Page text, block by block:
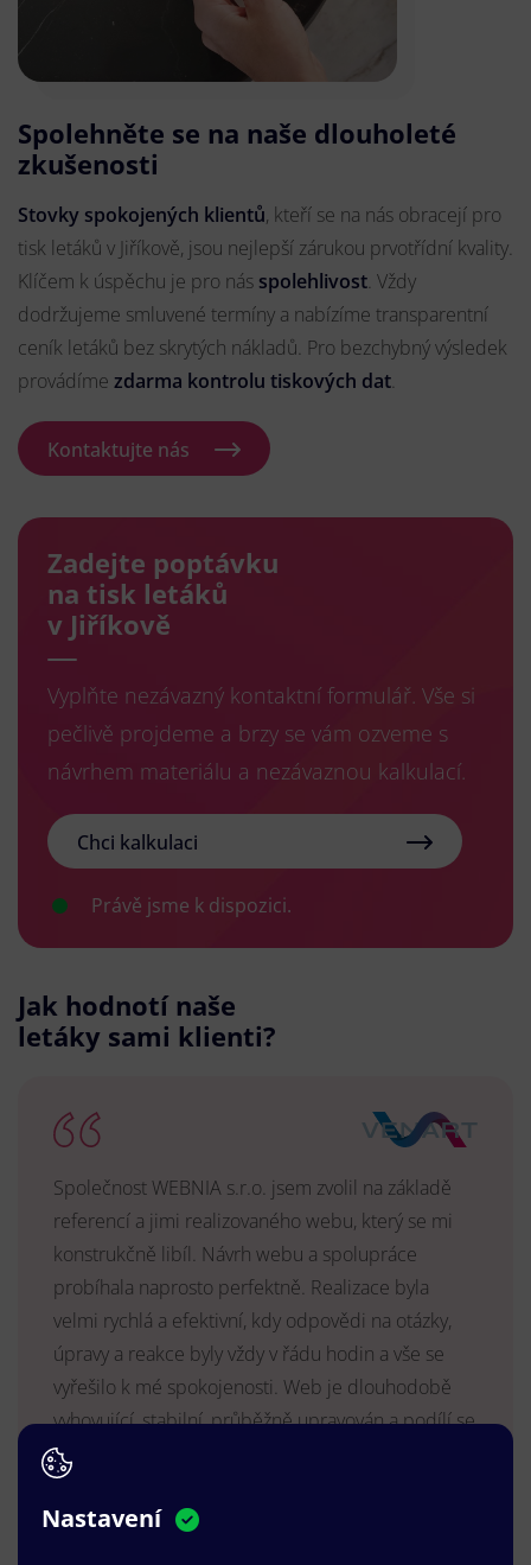
Spolehněte se na naše dlouholeté
zkušenosti
Stovky spokojených klientů, kteří se na nás obracejí pro
tisk letáků v Jiříkově, jsou nejlepší zárukou prvotřídní kvality.
Klíčem k úspěchu je pro nás spolehlivost. Vždy
dodržujeme smluvené termíny a nabízíme transparentní
ceník letáků bez skrytých nákladů. Pro bezchybný výsledek
provádíme zdarma kontrolu tiskových dat.
Kontaktujte nás
Zadejte poptávku
na tisk letáků
v Jiříkově
Vyplňte nezávazný kontaktní formulář. Vše si
pečlivě projdeme a brzy se vám ozveme s
návrhem materiálu a nezávaznou kalkulací.
Chci kalkulaci
Právě jsme k dispozici.
Jak hodnotí naše
letáky sami klienti?
Společnost WEBNIA s.r.o. jsem zvolil na základě
referencí a jimi realizovaného webu, který se mi
konstrukčně libíl. Návrh webu a spolupráce
probíhala naprosto perfektně. Realizace byla
velmi rychlá a efektivní, kdy odpovědi na otázky,
úpravy a reakce byly vždy v řádu hodin a vše se
vyřešilo k mé spokojenosti. Web je dlouhodobě
vyhovující, stabilní, průběžně upravován a podílí se
na pozitivním vnímání naší značky.
MUDr. Radek Vyšohlíd
VENART s.r.o.
Nastavení